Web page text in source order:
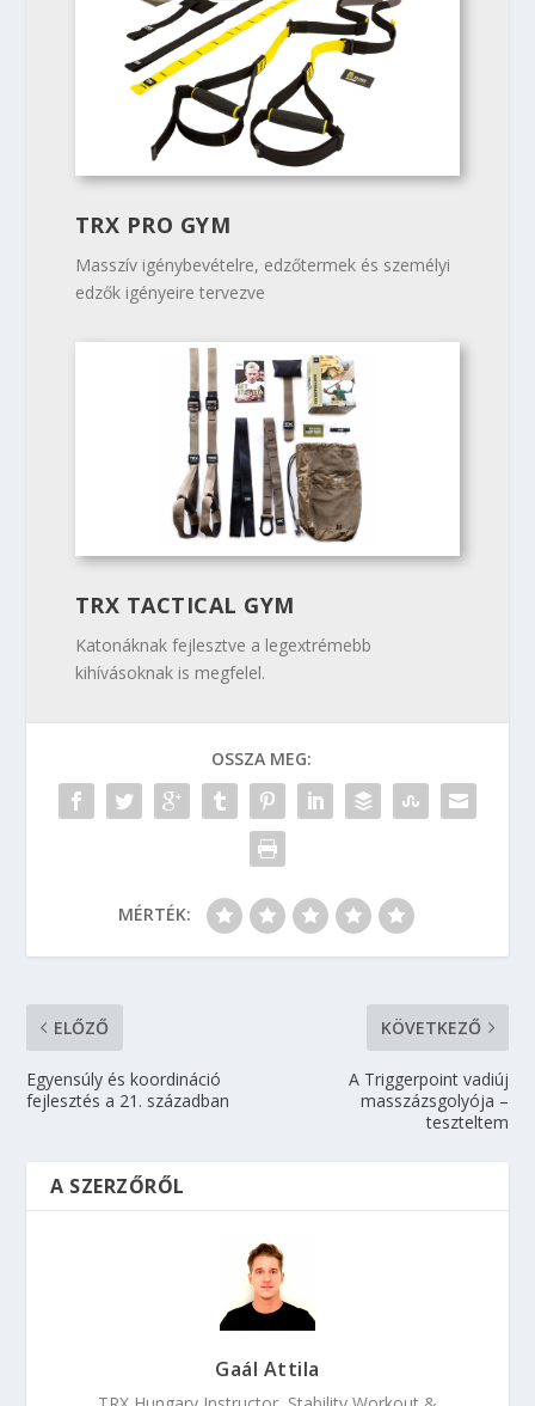
TRX PRO GYM
Masszív igénybevételre, edzőtermek és személyi
edzők igényeire tervezve
TRX TACTICAL GYM
Katonáknak fejlesztve a legextrémebb
kihívásoknak is megfelel.
OSSZA MEG:
MÉRTÉK:
ELŐZŐ
Egyensúly és koordináció
fejlesztés a 21. században
KÖVETKEZŐ
A Triggerpoint vadiúj
masszázsgolyója –
teszteltem
A SZERZŐRŐL
Gaál Attila